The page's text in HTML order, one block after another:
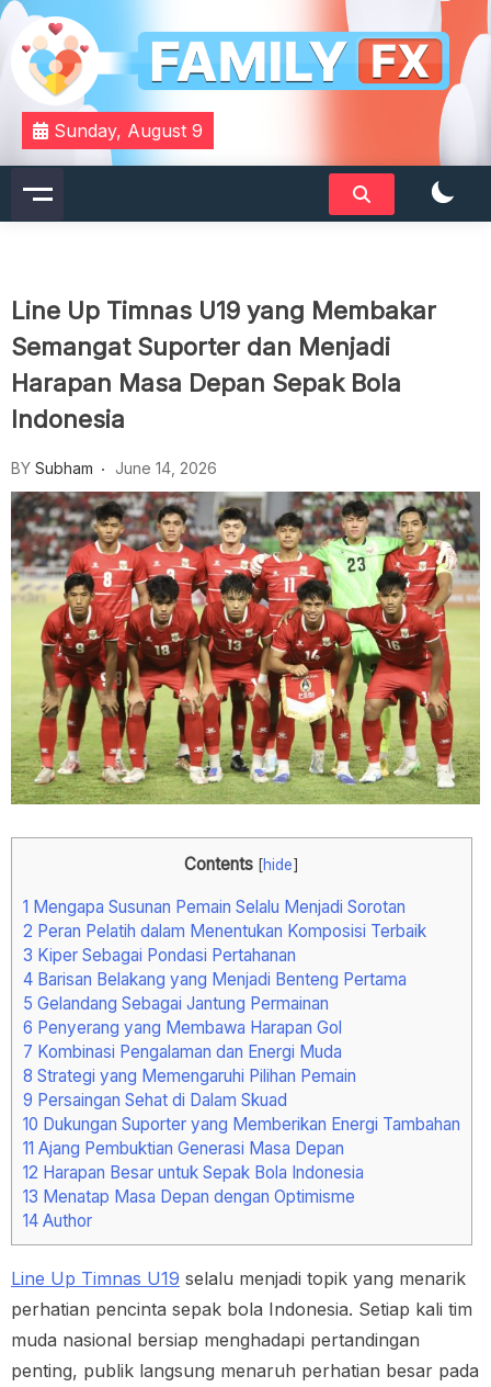
Skip
content
Familyfx
Your Daily Dose of Family Wisdom
Sunday, August 9
Line Up Timnas U19 yang Membakar
Semangat Suporter dan Menjadi
Harapan Masa Depan Sepak Bola
Indonesia
BY Subham June 14, 2026
Contents [hide]
1 Mengapa Susunan Pemain Selalu Menjadi Sorotan
2 Peran Pelatih dalam Menentukan Komposisi Terbaik
3 Kiper Sebagai Pondasi Pertahanan
4 Barisan Belakang yang Menjadi Benteng Pertama
5 Gelandang Sebagai Jantung Permainan
6 Penyerang yang Membawa Harapan Gol
7 Kombinasi Pengalaman dan Energi Muda
8 Strategi yang Memengaruhi Pilihan Pemain
9 Persaingan Sehat di Dalam Skuad
10 Dukungan Suporter yang Memberikan Energi Tambahan
11 Ajang Pembuktian Generasi Masa Depan
12 Harapan Besar untuk Sepak Bola Indonesia
13 Menatap Masa Depan dengan Optimisme
14 Author
Line Up Timnas U19 selalu menjadi topik yang menarik
perhatian pencinta sepak bola Indonesia. Setiap kali tim
muda nasional bersiap menghadapi pertandingan
penting, publik langsung menaruh perhatian besar pada